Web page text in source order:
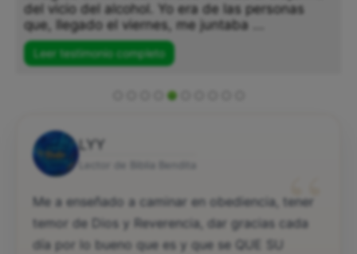
del vicio del alcohol. Yo era de las personas
que, llegado el viernes, me juntaba ...
Leer testimonio completo
LYY
“
Me a enseñado a caminar en obediencia, tener
temor de Dios y Reverencia, dar gracias cada
día por lo bueno que es y que se QUE SU